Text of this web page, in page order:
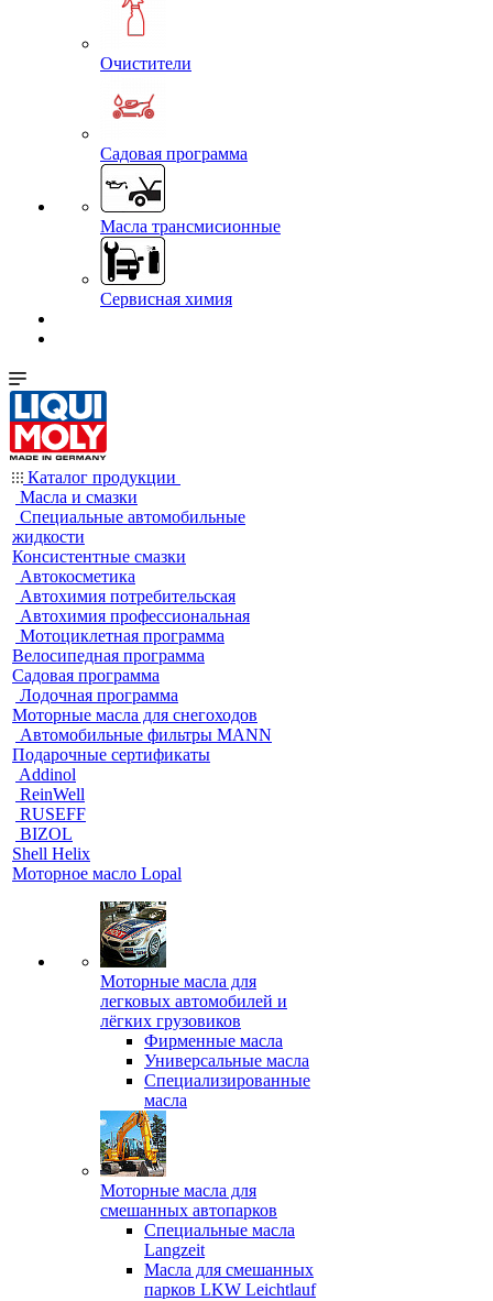
Очистители
Садовая программа
Масла трансмисионные
Сервисная химия
Каталог продукции
Масла и смазки
Специальные автомобильные
жидкости
Консистентные смазки
Автокосметика
Автохимия потребительская
Автохимия профессиональная
Мотоциклетная программа
Велосипедная программа
Садовая программа
Лодочная программа
Моторные масла для снегоходов
Автомобильные фильтры MANN
Подарочные сертификаты
Addinol
ReinWell
RUSEFF
BIZOL
Shell Helix
Моторное масло Lopal
Моторные масла для
легковых автомобилей и
лёгких грузовиков
Фирменные масла
Универсальные масла
Специализированные
масла
Моторные масла для
смешанных автопарков
Специальные масла
Langzeit
Масла для смешанных
парков LKW Leichtlauf